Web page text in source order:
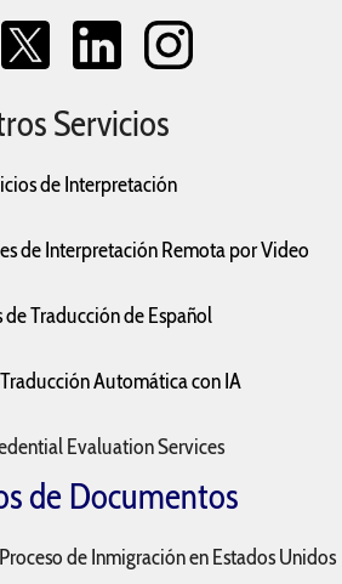
Servicios
de Interpretación
de Interpretación Remota por Video
de Traducción de Español
Automática con IA
Evaluation Services
de Documentos
de Inmigración en Estados Unidos